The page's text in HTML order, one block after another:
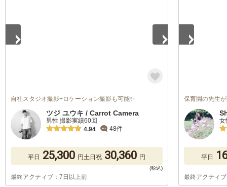
自社スタジオ撮影+ロケーション撮影も可能✨
ツジ ユウキ / Carrot Camera
男性 撮影実績60回
4.94
48件
平日 25,300 円土日祝 30,360 円
最終アクティブ：7日以上前
保育園の先生
女
平日
最終アクティ